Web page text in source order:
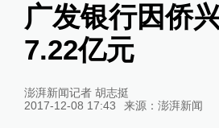
广发银行因侨
7.22亿元
澎湃新闻记者 胡志挺
2017-12-08 17:43
来源： 澎湃新闻